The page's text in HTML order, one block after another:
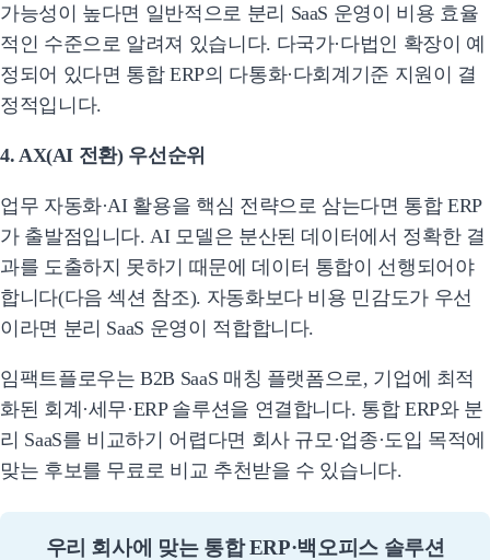
가능성이 높다면 일반적으로 분리 SaaS 운영이 비용 효율
적인 수준으로 알려져 있습니다. 다국가·다법인 확장이 예
정되어 있다면 통합 ERP의 다통화·다회계기준 지원이 결
정적입니다.
4. AX(AI 전환) 우선순위
업무 자동화·AI 활용을 핵심 전략으로 삼는다면 통합 ERP
가 출발점입니다. AI 모델은 분산된 데이터에서 정확한 결
과를 도출하지 못하기 때문에 데이터 통합이 선행되어야
합니다(다음 섹션 참조). 자동화보다 비용 민감도가 우선
이라면 분리 SaaS 운영이 적합합니다.
임팩트플로우는 B2B SaaS 매칭 플랫폼으로, 기업에 최적
화된 회계·세무·ERP 솔루션을 연결합니다. 통합 ERP와 분
리 SaaS를 비교하기 어렵다면 회사 규모·업종·도입 목적에
맞는 후보를 무료로 비교 추천받을 수 있습니다.
우리 회사에 맞는 통합 ERP·백오피스 솔루션